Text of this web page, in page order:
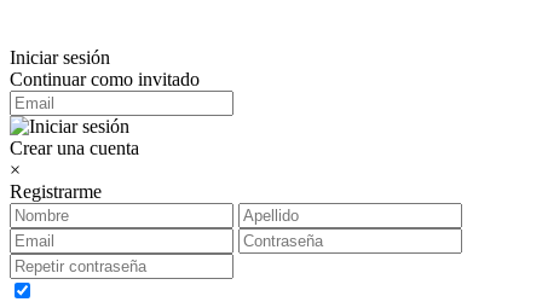
Iniciar sesión
Continuar como invitado
Crear una cuenta
×
Registrarme